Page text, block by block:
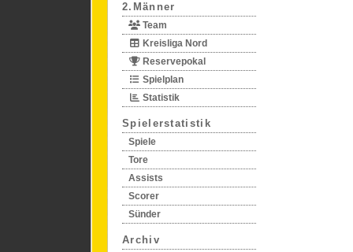
2.Männer
Team
Kreisliga Nord
Reservepokal
Spielplan
Statistik
Spielerstatistik
Spiele
Tore
Assists
Scorer
Sünder
Archiv